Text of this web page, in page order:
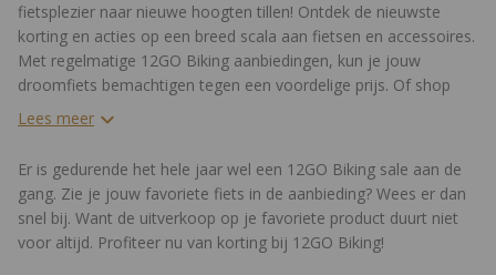
fietsplezier naar nieuwe hoogten tillen! Ontdek de nieuwste
korting en acties op een breed scala aan fietsen en accessoires.
Met regelmatige 12GO Biking aanbiedingen, kun je jouw
droomfiets bemachtigen tegen een voordelige prijs. Of shop
relatief goedkoop je favoriete accessoires en fietskleding bij
Lees meer
Er is gedurende het hele jaar wel een 12GO Biking sale aan de
gang. Zie je jouw favoriete fiets in de aanbieding? Wees er dan
snel bij. Want de uitverkoop op je favoriete product duurt niet
voor altijd. Profiteer nu van korting bij 12GO Biking!